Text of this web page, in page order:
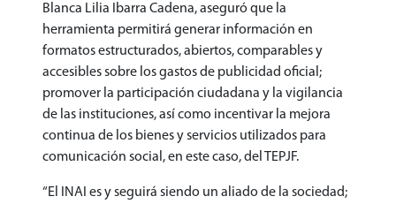
Blanca Lilia Ibarra Cadena, aseguró que la
herramienta permitirá generar información en
formatos estructurados, abiertos, comparables y
accesibles sobre los gastos de publicidad oficial;
promover la participación ciudadana y la vigilancia
de las instituciones, así como incentivar la mejora
continua de los bienes y servicios utilizados para
comunicación social, en este caso, del TEPJF.
“El INAI es y seguirá siendo un aliado de la sociedad;